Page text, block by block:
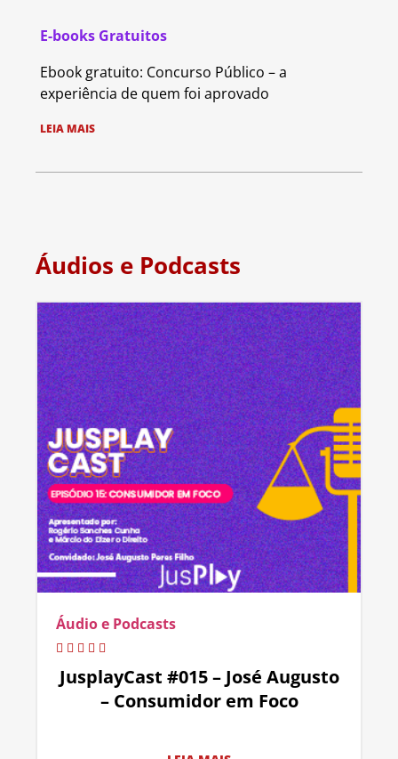
E-books Gratuitos
Ebook gratuito: Concurso Público – a
experiência de quem foi aprovado
LEIA MAIS
Áudios e Podcasts
Áudio e Podcasts
JusplayCast #015 – José Augusto
– Consumidor em Foco